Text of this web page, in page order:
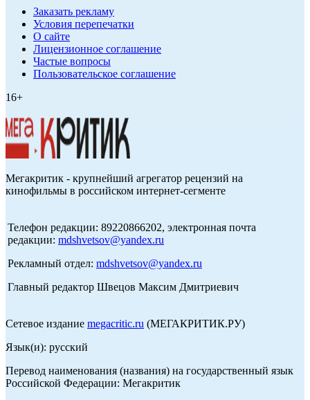
Заказать рекламу
Условия перепечатки
О сайте
Лицензионное соглашение
Частые вопросы
Пользовательское соглашение
16+
Мегакритик - крупнейший агрегатор рецензий на
кинофильмы в российском интернет-сегменте
Телефон редакции: 89220866202, электронная почта
редакции: mdshvetsov@yandex.ru
Рекламный отдел: mdshvetsov@yandex.ru
Главный редактор Швецов Максим Дмитриевич
Сетевое издание megacritic.ru (МЕГАКРИТИК.РУ)
Язык(и): русский
Перевод наименования (названия) на государственный язык
Российской Федерации: Мегакритик